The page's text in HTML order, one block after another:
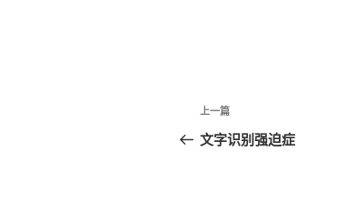
文
章
上
一
上一篇
文字识别强迫症